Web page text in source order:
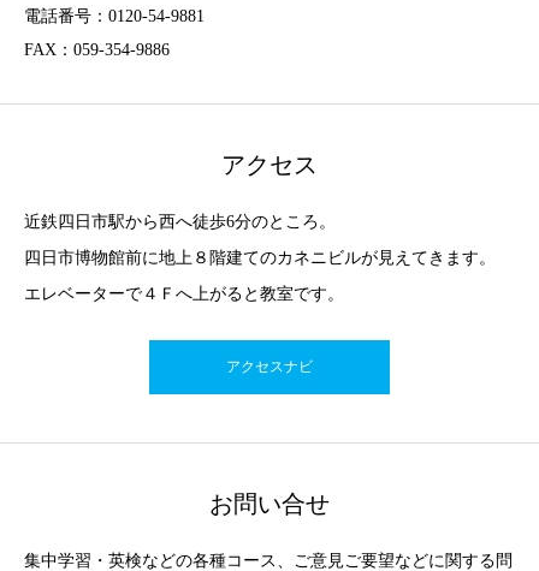
電話番号：0120-54-9881
FAX：059-354-9886
アクセス
近鉄四日市駅から西へ徒歩6分のところ。
四日市博物館前に地上８階建てのカネニビルが見えてきます。
エレベーターで４Ｆへ上がると教室です。
アクセスナビ
お問い合せ
集中学習・英検などの各種コース、ご意見ご要望などに関する問